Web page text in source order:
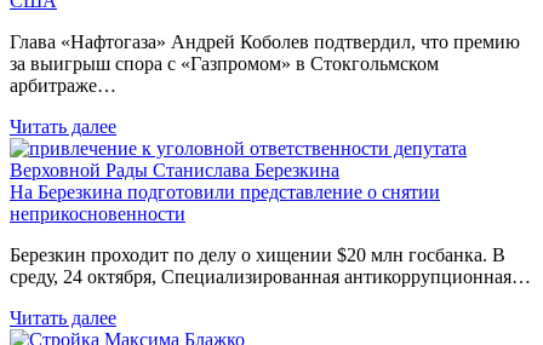
Глава «Нафтогаза» Андрей Коболев подтвердил, что премию
за выигрыш спора с «Газпромом» в Стокгольмском
арбитраже…
Читать далее
На Березкина подготовили представление о снятии
неприкосновенности
Березкин проходит по делу о хищении $20 млн госбанка. В
среду, 24 октября, Специализированная антикоррупционная…
Читать далее